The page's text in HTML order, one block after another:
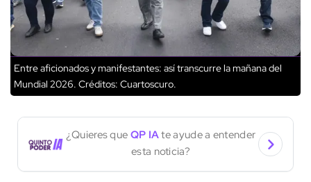
Entre aficionados y manifestantes: así transcurre la mañana del
Mundial 2026. Créditos: Cuartoscuro.
¿Quieres que QP IAte ayude a entender
esta noticia?